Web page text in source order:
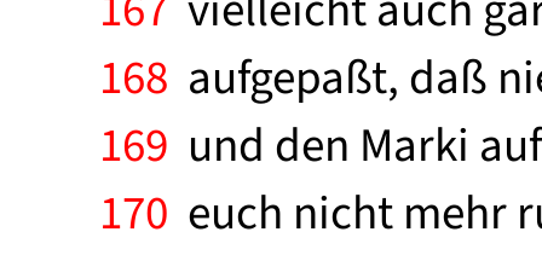
168 aufgepaßt, daß
169 und den Marki
170 euch nicht mehr